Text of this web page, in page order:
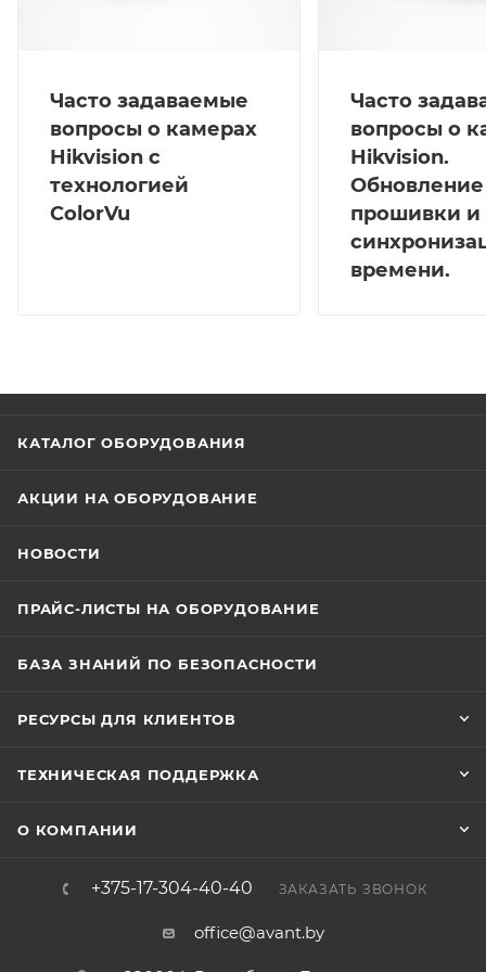
Часто задаваемые
вопросы о камерах
Hikvision с
технологией
ColorVu
Часто
вопросы о
Hikvision.
Обновление
прошивки и
времени.
КАТАЛОГ ОБОРУДОВАНИЯ
АКЦИИ НА ОБОРУДОВАНИЕ
НОВОСТИ
ПРАЙС-ЛИСТЫ НА ОБОРУДОВАНИЕ
БАЗА ЗНАНИЙ ПО БЕЗОПАСНОСТИ
РЕСУРСЫ ДЛЯ КЛИЕНТОВ
ТЕХНИЧЕСКАЯ ПОДДЕРЖКА
О КОМПАНИИ
+375-17-304-40-40 ЗАКАЗАТЬ ЗВОНОК
office@avant.by